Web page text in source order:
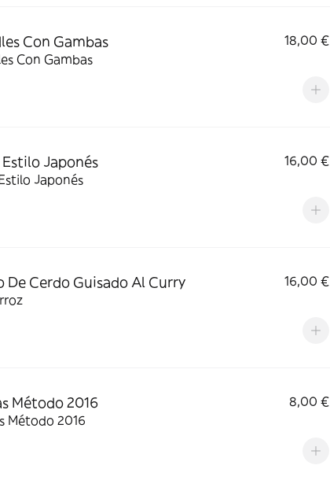
Con Gambas
18,00 €
Con Gambas
Japonés
16,00 €
Japonés
De Cerdo Guisado Al Curry
16,00 €
Método 2016
8,00 €
Método 2016